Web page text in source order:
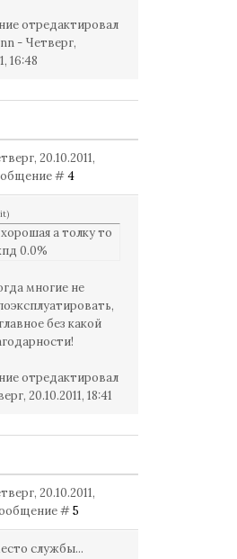
отредактировал
- Четверг,
16:48
20.10.2011,
#4
)
а толку то
0.0%
многие не
без какой
отредактировал
20.10.2011, 18:41
20.10.2011,
#5
службы...